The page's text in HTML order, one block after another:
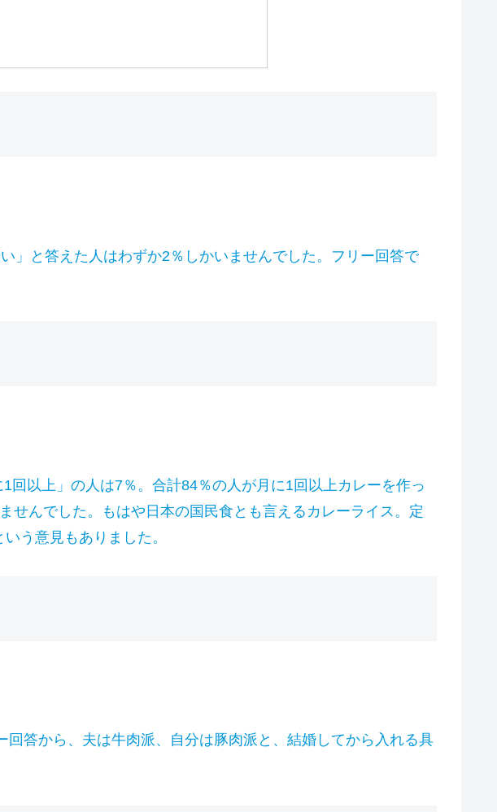
」と答えた人はわずか2％しかいませんでした。フリー回答で
以上」の人は7％。合計84％の人が月に1回以上カレーを作っ
せんでした。もはや日本の国民食とも言えるカレーライス。定
う意見もありました。
答から、夫は牛肉派、自分は豚肉派と、結婚してから入れる具